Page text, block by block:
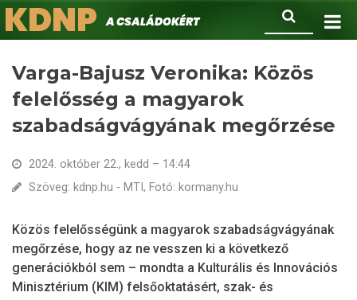
Ugrás
a
Keresés
KDNPA családokért.
Varga-Bajusz Veronika: Közös
felelősség a magyarok
szabadságvágyának megőrzése
2024. október 22., kedd – 14:44
Szöveg: kdnp.hu - MTI, Fotó: kormany.hu
Közös felelősségünk a magyarok szabadságvágyának
megőrzése, hogy az ne vesszen ki a következő
generációkból sem – mondta a Kulturális és Innovációs
Minisztérium (KIM) felsőoktatásért, szak- és